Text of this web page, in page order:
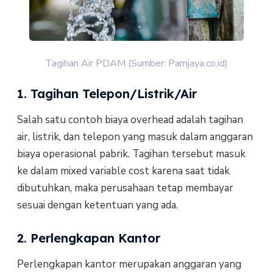
Tagihan Air PDAM (Sumber: Pamjaya.co.id)
1. Tagihan Telepon/Listrik/Air
Salah satu contoh biaya overhead adalah tagihan
air, listrik, dan telepon yang masuk dalam anggaran
biaya operasional pabrik. Tagihan tersebut masuk
ke dalam mixed variable cost karena saat tidak
dibutuhkan, maka perusahaan tetap membayar
sesuai dengan ketentuan yang ada.
2. Perlengkapan Kantor
Perlengkapan kantor merupakan anggaran yang